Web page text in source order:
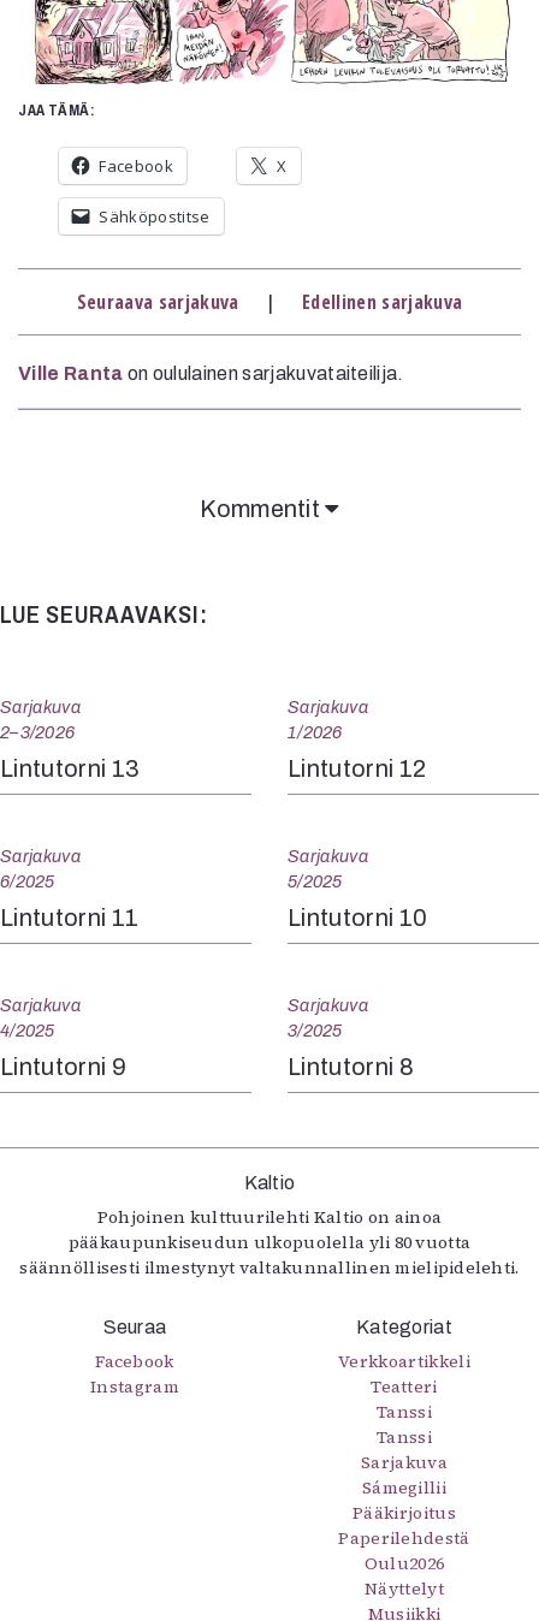
Mediatiedot
Kaltio ry
JAA TÄMÄ:
Facebook X
Sähköpostitse
Seuraava sarjakuva | Edellinen sarjakuva
Ville Ranta on oululainen sarjakuvataiteilija.
Kommentit
LUE SEURAAVAKSI:
Sarjakuva
2–3/2026
Lintutorni 13
Sarjakuva
1/2026
Lintutorni 12
Sarjakuva
6/2025
Lintutorni 11
Sarjakuva
5/2025
Lintutorni 10
Sarjakuva
4/2025
Lintutorni 9
Sarjakuva
3/2025
Lintutorni 8
Kaltio
Pohjoinen kulttuurilehti Kaltio on ainoa
pääkaupunkiseudun ulkopuolella yli 80 vuotta
säännöllisesti ilmestynyt valtakunnallinen mielipidelehti.
Seuraa
Facebook
Instagram
Kategoriat
Verkkoartikkeli
Teatteri
Tanssi
Tanssi
Sarjakuva
Sámegillii
Pääkirjoitus
Paperilehdestä
Oulu2026
Näyttelyt
Musiikki